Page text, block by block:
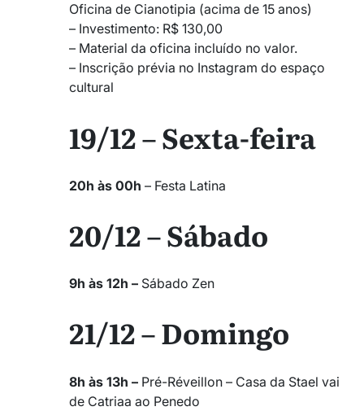
Oficina de Cianotipia (acima de 15 anos)
– Investimento: R$ 130,00
– Material da oficina incluído no valor.
– Inscrição prévia no Instagram do espaço
cultural
19/12 – Sexta-feira
20h às 00h – Festa Latina
20/12 – Sábado
9h às 12h – Sábado Zen
21/12 – Domingo
8h às 13h – Pré-Réveillon – Casa da Stael vai
de Catriaa ao Penedo